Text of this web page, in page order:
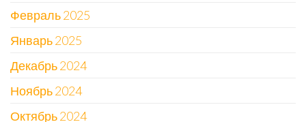
Февраль 2025
Январь 2025
Декабрь 2024
Ноябрь 2024
Октябрь 2024